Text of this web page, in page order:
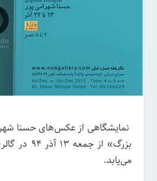
نمایشگاهی از عکس‌های حسنا
بزرگ» از
می‌‌یابد.